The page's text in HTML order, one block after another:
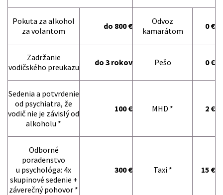
Pokuta za alkohol
za volantom
do 800 €
Odvoz
kamarátom
0 €
Zadržanie
vodičského preukazu
do 3 rokov Pešo 0 €
Sedenia a potvrdenie
od psychiatra, že
vodič nie je závislý od
alkoholu *
100 € MHD * 2 €
Odborné
poradenstvo
u psychológa: 4x
skupinové sedenie +
záverečný pohovor *
300 € Taxi * 15 €